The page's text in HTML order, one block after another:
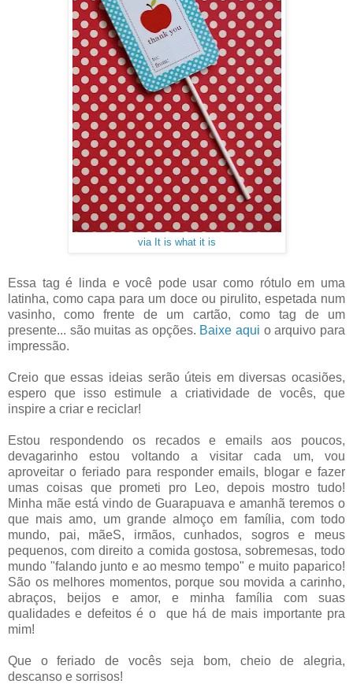
via It is what it is
Essa tag é linda e você pode usar como rótulo em uma
latinha, como capa para um doce ou pirulito, espetada num
vasinho, como frente de um cartão, como tag de um
presente... são muitas as opções. Baixe aqui o arquivo para
impressão.
Creio que essas ideias serão úteis em diversas ocasiões,
espero que isso estimule a criatividade de vocês, que
inspire a criar e reciclar!
Estou respondendo os recados e emails aos poucos,
devagarinho estou voltando a visitar cada um, vou
aproveitar o feriado para responder emails, blogar e fazer
umas coisas que prometi pro Leo, depois mostro tudo!
Minha mãe está vindo de Guarapuava e amanhã teremos o
que mais amo, um grande almoço em família, com todo
mundo, pai, mãeS, irmãos, cunhados, sogros e meus
pequenos, com direito a comida gostosa, sobremesas, todo
mundo "falando junto e ao mesmo tempo" e muito paparico!
São os melhores momentos, porque sou movida a carinho,
abraços, beijos e amor, e minha família com suas
qualidades e defeitos é o que há de mais importante pra
mim!
Que o feriado de vocês seja bom, cheio de alegria,
descanso e sorrisos!